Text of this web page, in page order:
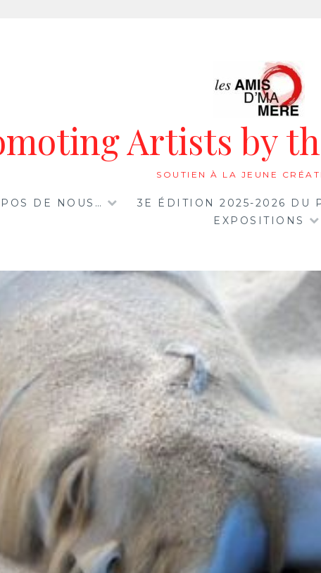
Artists by
SOUTIEN À LA JEUNE
DE NOUS… 3E ÉDITION 2025-2026 DU
EXPOSITIONS